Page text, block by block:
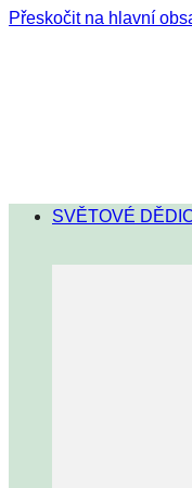
Přeskočit na hlavní
SVĚTOVÉ